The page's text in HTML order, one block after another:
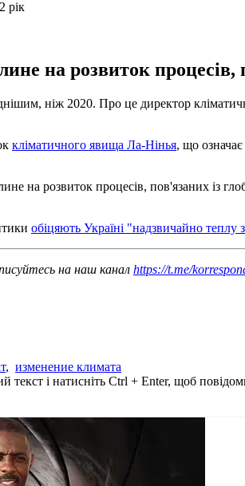
на розвиток процесів,
ніж 2020. Про це директор
кліматичного явища Ла-Нінья, що
на розвиток процесів, пов'язаних із
обіцяють Україні "надзвичайно теплу
на наш канал https://t.me/
, изменение климата
текст і натисніть Ctrl + Enter, щоб